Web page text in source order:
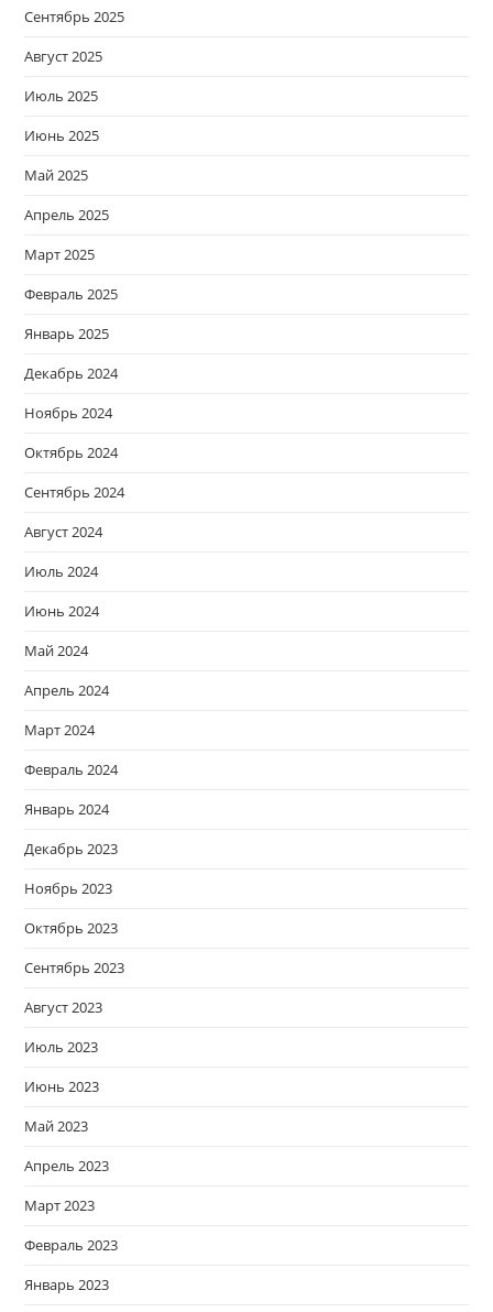
Сентябрь 2025
Август 2025
Июль 2025
Июнь 2025
Май 2025
Апрель 2025
Март 2025
Февраль 2025
Январь 2025
Декабрь 2024
Ноябрь 2024
Октябрь 2024
Сентябрь 2024
Август 2024
Июль 2024
Июнь 2024
Май 2024
Апрель 2024
Март 2024
Февраль 2024
Январь 2024
Декабрь 2023
Ноябрь 2023
Октябрь 2023
Сентябрь 2023
Август 2023
Июль 2023
Июнь 2023
Май 2023
Апрель 2023
Март 2023
Февраль 2023
Январь 2023